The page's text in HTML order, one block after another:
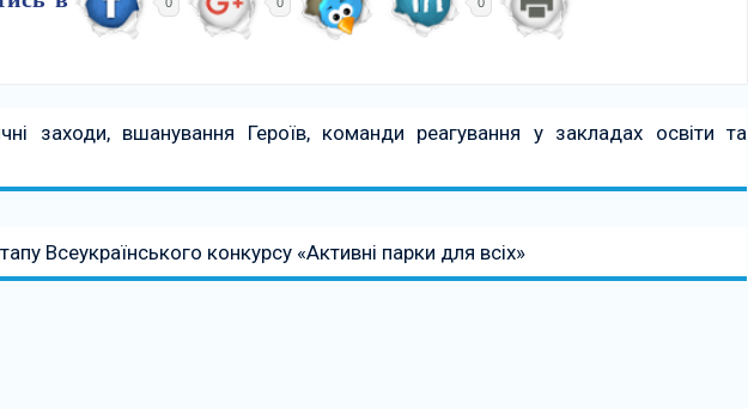
заходи, вшанування Героїв, команди реагування у закладах освіти та
Всеукраїнського конкурсу «Активні парки для всіх»